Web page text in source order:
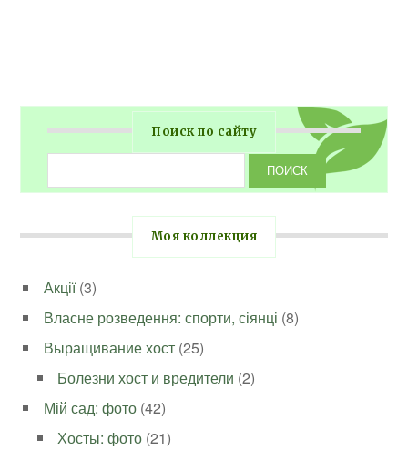
Поиск по сайту
Моя коллекция
Акції(3)
Власне розведення: спорти, сіянці (8)
Выращивание хост (25)
Болезни хост и вредители (2)
Мій сад: фото (42)
Хосты: фото (21)